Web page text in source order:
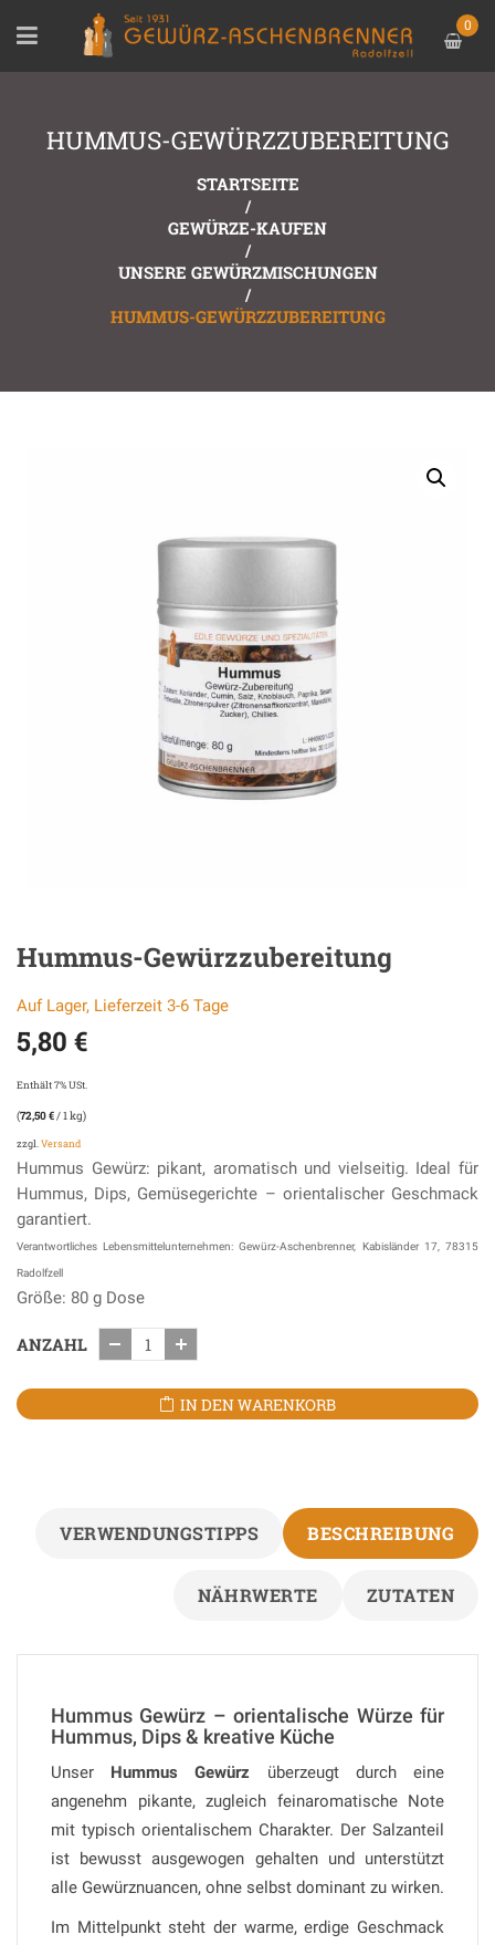
0
HUMMUS-GEWÜRZZUBEREITUNG
STARTSEITE
/
GEWÜRZE-KAUFEN
/
UNSERE GEWÜRZMISCHUNGEN
/
HUMMUS-GEWÜRZZUBEREITUNG
Hummus-Gewürzzubereitung
Auf Lager, Lieferzeit 3-6 Tage
5,80 €
Enthält 7% USt.
(72,50€/ 1 kg)
zzgl. Versand
Hummus Gewürz: pikant, aromatisch und vielseitig. Ideal für
Hummus, Dips, Gemüsegerichte – orientalischer Geschmack
garantiert.
Verantwortliches Lebensmittelunternehmen: Gewürz-Aschenbrenner, Kabisländer 17, 78315
Radolfzell
Größe: 80 g Dose
ANZAHL
IN DEN WARENKORB
BESCHREIBUNG
VERWENDUNGSTIPPS
ZUTATEN
NÄHRWERTE
Hummus Gewürz – orientalische Würze für
Hummus, Dips & kreative Küche
Unser Hummus Gewürz überzeugt durch eine
angenehm pikante, zugleich feinaromatische Note
mit typisch orientalischem Charakter. Der Salzanteil
ist bewusst ausgewogen gehalten und unterstützt
alle Gewürznuancen, ohne selbst dominant zu wirken.
Im Mittelpunkt steht der warme, erdige Geschmack